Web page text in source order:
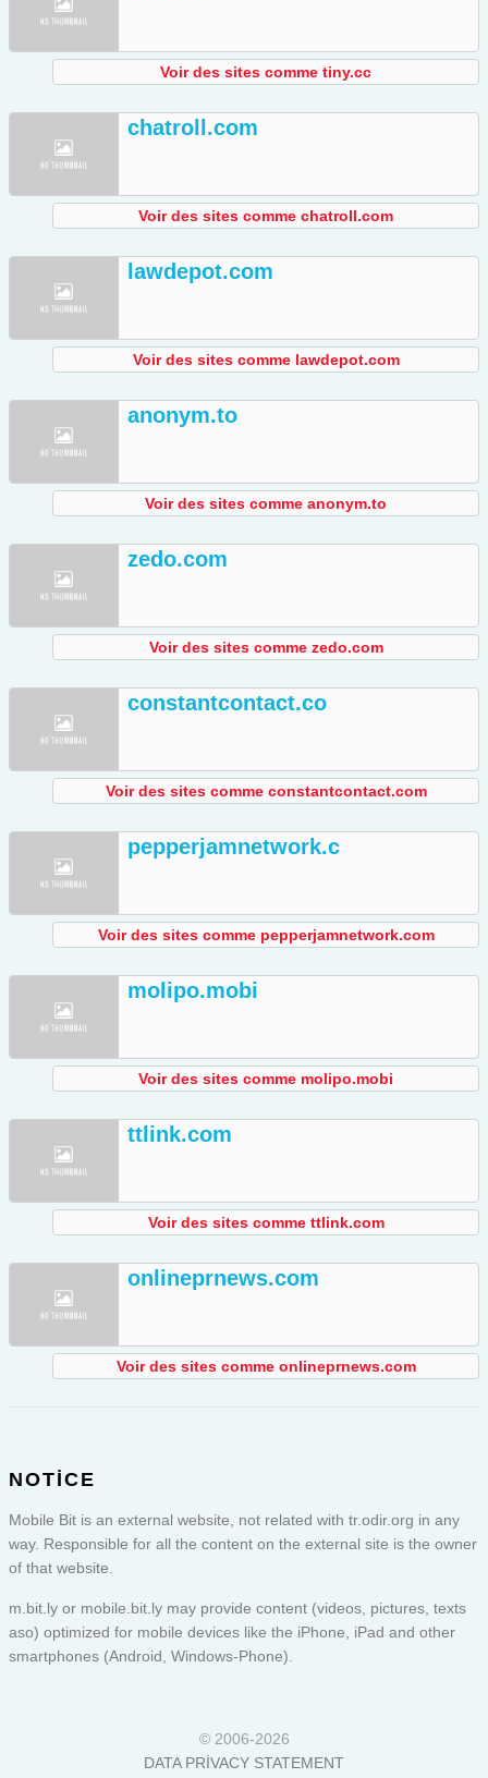
Voir des sites comme tiny.cc
chatroll.com
Voir des sites comme chatroll.com
lawdepot.com
Voir des sites comme lawdepot.com
anonym.to
Voir des sites comme anonym.to
zedo.com
Voir des sites comme zedo.com
constantcontact.co
Voir des sites comme constantcontact.com
pepperjamnetwork.c
Voir des sites comme pepperjamnetwork.com
molipo.mobi
Voir des sites comme molipo.mobi
ttlink.com
Voir des sites comme ttlink.com
onlineprnews.com
Voir des sites comme onlineprnews.com
NOTICE
Mobile Bit is an external website, not related with tr.odir.org in any
way. Responsible for all the content on the external site is the owner
of that website.
m.bit.ly or mobile.bit.ly may provide content (videos, pictures, texts
aso) optimized for mobile devices like the iPhone, iPad and other
smartphones (Android, Windows-Phone).
© 2006-2026
DATA PRIVACY STATEMENT